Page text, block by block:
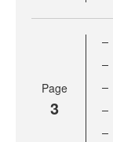
Page
3